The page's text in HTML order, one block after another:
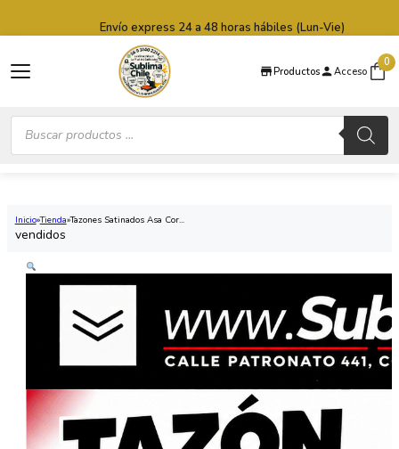
Productos Acceso
0
Búsqueda
productos
Envío express 24 a 48 horas hábiles (Lun-Vie)
Inicio Tienda Tazones Satinados Asa Cor...
vendidos